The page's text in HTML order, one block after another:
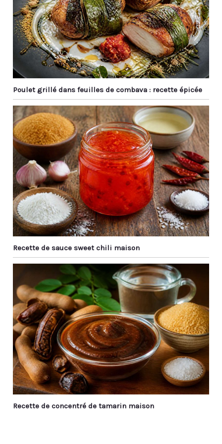
Au En même temps, les
baguettes en métal ont
de beaux motifs laser et
un savoir-faire élégant,
qui sont des cadeaux
idéaux pour Noël, les
anniversaires, les
anniversaires, etc.
toute occasion spéciale.
Poulet grillé dans feuilles de combava : recette épicée
Recette de sauce sweet chili maison
Recette de concentré de tamarin maison